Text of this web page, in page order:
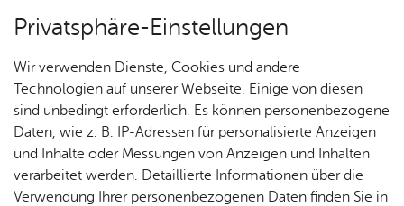
Heute
Alle Ter­mi­ne
Ter­min spei­chern
Ver­an­stal­tung dru­cken
Vor­le­sen
Privatsphäre-Einstellungen
Wir verwenden Dienste, Cookies und andere
Technologien auf unserer Webseite. Einige von diesen
sind unbedingt erforderlich. Es können personenbezogene
Daten, wie z. B. IP-Adressen für personalisierte Anzeigen
und Inhalte oder Messungen von Anzeigen und Inhalten
verarbeitet werden. Detaillierte Informationen über die
Verwendung Ihrer personenbezogenen Daten finden Sie in